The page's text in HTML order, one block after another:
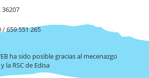
36207
659 551 265
ha sido posible gracias al mecenazgo
la RSC de Edisa